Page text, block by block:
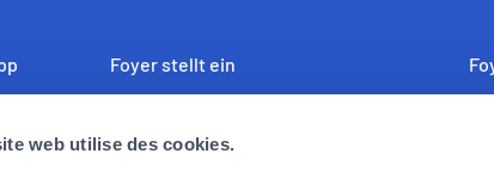
web utilise des cookies.
Foyer stellt ein
leistungsbereiten und begeisterungsfähigen